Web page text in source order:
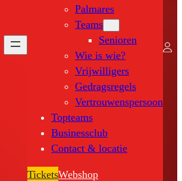
Palmares
Teams
Senioren
Wie is wie?
Vrijwilligers
Gedragsregels
Vertrouwenspersoon
Topteams
Businessclub
Contact & locatie
TicketsWebshop